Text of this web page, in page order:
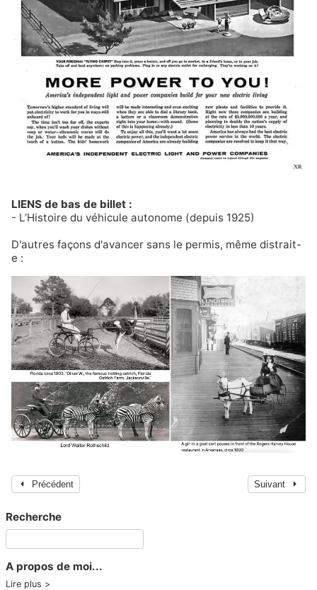
LIENS de bas de billet :
- L’Histoire du véhicule autonome (depuis 1925)
D'autres façons d'avancer sans le permis, même distrait-
e :
Précédent Suivant
Recherche
A propos de moi...
Lire plus